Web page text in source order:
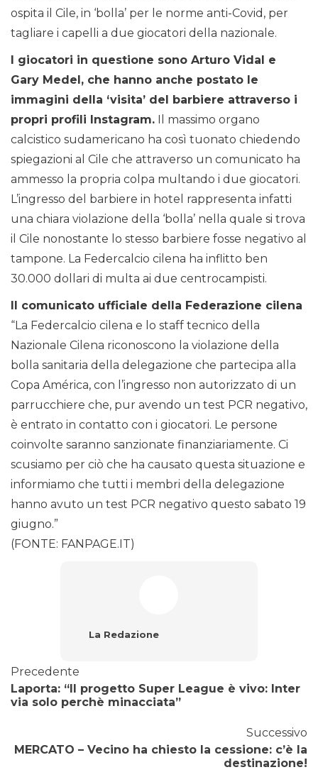
ospita il Cile, in ‘bolla’ per le norme anti-Covid, per
tagliare i capelli a due giocatori della nazionale.
I giocatori in questione sono Arturo Vidal e
Gary Medel, che hanno anche postato le
immagini della ‘visita’ del barbiere attraverso i
propri profili Instagram. Il massimo organo
calcistico sudamericano ha così tuonato chiedendo
spiegazioni al Cile che attraverso un comunicato ha
ammesso la propria colpa multando i due giocatori.
L’ingresso del barbiere in hotel rappresenta infatti
una chiara violazione della ‘bolla’ nella quale si trova
il Cile nonostante lo stesso barbiere fosse negativo al
tampone. La Federcalcio cilena ha inflitto ben
30.000 dollari di multa ai due centrocampisti.
Il comunicato ufficiale della Federazione cilena
“La Federcalcio cilena e lo staff tecnico della
Nazionale Cilena riconoscono la violazione della
bolla sanitaria della delegazione che partecipa alla
Copa América, con l’ingresso non autorizzato di un
parrucchiere che, pur avendo un test PCR negativo,
è entrato in contatto con i giocatori. Le persone
coinvolte saranno sanzionate finanziariamente. Ci
scusiamo per ciò che ha causato questa situazione e
informiamo che tutti i membri della delegazione
hanno avuto un test PCR negativo questo sabato 19
giugno.”
(FONTE: FANPAGE.IT)
La Redazione
Precedente
Laporta: “Il progetto Super League è vivo: Inter
via solo perchè minacciata”
Successivo
MERCATO – Vecino ha chiesto la cessione: c’è la
destinazione!